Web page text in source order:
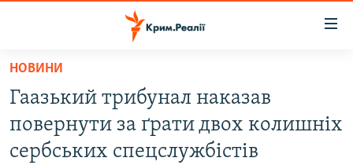
Перейти
основного
матеріалу
Перейти
до
ВІДЕО ТА ФОТО
НОВИНИ
Гаазький трибунал наказав
повернути за ґрати двох колишніх
сербських спецслужбістів